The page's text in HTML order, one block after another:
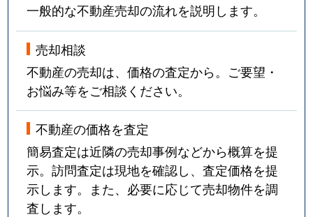
一般的な不動産売却の流れを説明します。
売却相談
不動産の売却は、価格の査定から。ご要望・
お悩み等をご相談ください。
不動産の価格を査定
簡易査定は近隣の売却事例などから概算を提
示。訪問査定は現地を確認し、査定価格を提
示します。また、必要に応じて売却物件を調
査します。